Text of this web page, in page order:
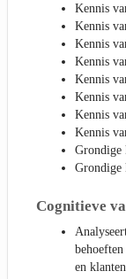
Kennis
Kennis
Kennis
Kennis
Kennis
Kennis
Kennis
Kennis
Grondige
Grondige
Cognitieve
en